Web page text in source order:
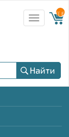
Toggle
navigation
{{
Найти